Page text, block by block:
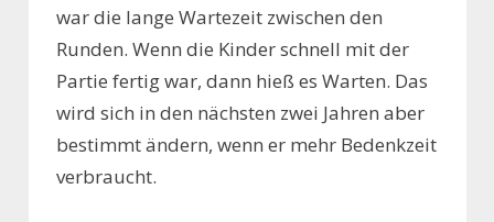
war die lange Wartezeit zwischen den
Runden. Wenn die Kinder schnell mit der
Partie fertig war, dann hieß es Warten. Das
wird sich in den nächsten zwei Jahren aber
bestimmt ändern, wenn er mehr Bedenkzeit
verbraucht.